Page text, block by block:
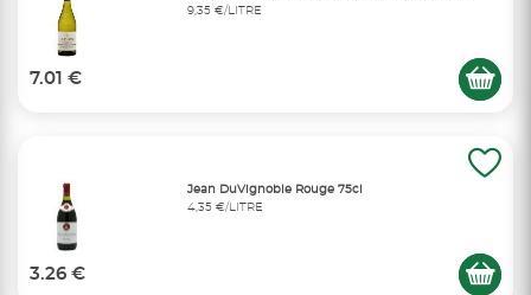
9,35 €/LITRE
7.01 €
Jean DuVignoble Rouge 75cl
4,35 €/LITRE
3.26 €